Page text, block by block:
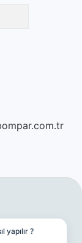
yapılır ?